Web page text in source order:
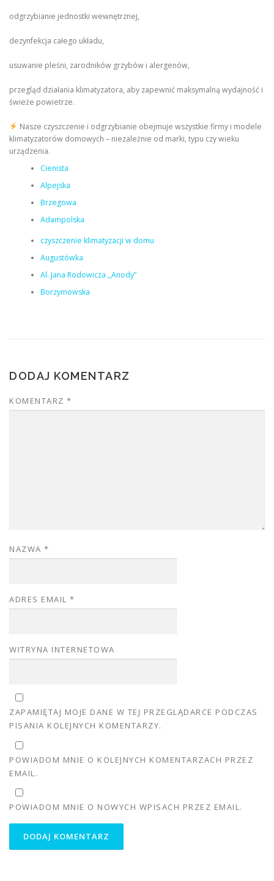
odgrzybianie jednostki wewnętrznej,
dezynfekcja całego układu,
usuwanie pleśni, zarodników grzybów i alergenów,
przegląd działania klimatyzatora, aby zapewnić maksymalną wydajność i
świeże powietrze.
Nasze czyszczenie i odgrzybianie obejmuje wszystkie firmy i modele
klimatyzatorów domowych – niezależnie od marki, typu czy wieku
urządzenia.
Cienista
Alpejska
Brzegowa
Adampolska
czyszczenie klimatyzacji w domu
Augustówka
Al. Jana Rodowicza ,,Anody”
Borzymowska
DODAJ KOMENTARZ
KOMENTARZ *
NAZWA *
ADRES EMAIL *
WITRYNA INTERNETOWA
ZAPAMIĘTAJ MOJE DANE W TEJ PRZEGLĄDARCE PODCZAS
PISANIA KOLEJNYCH KOMENTARZY.
POWIADOM MNIE O KOLEJNYCH KOMENTARZACH PRZEZ
EMAIL.
POWIADOM MNIE O NOWYCH WPISACH PRZEZ EMAIL.